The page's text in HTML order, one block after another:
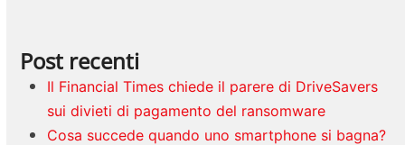
Post recenti
Il Financial Times chiede il parere di DriveSavers
sui divieti di pagamento del ransomware
Cosa succede quando uno smartphone si bagna?